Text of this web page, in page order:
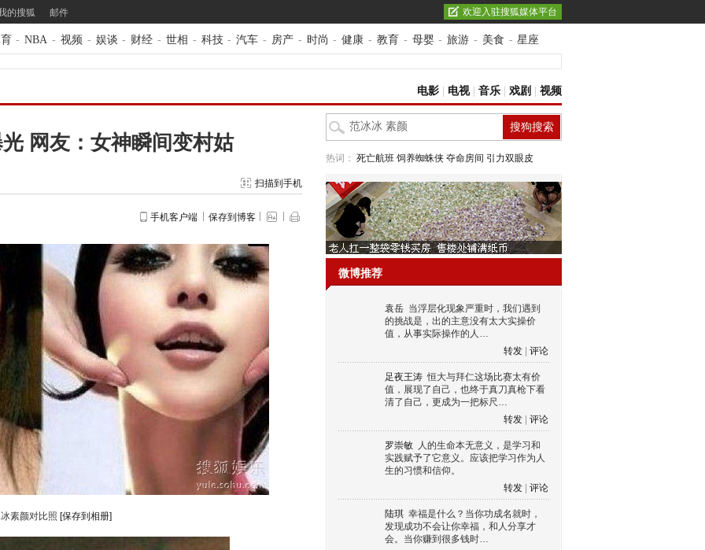
的搜狐 邮件 欢迎入驻搜狐媒体平台
- NBA - 视频 - 娱谈 - 财经 - 世相 - 科技 - 汽车 - 房产 - 时尚 - 健康 - 教育 - 母婴 - 旅游 - 美食 - 星座
电影 电视| 音乐 戏剧 视频
网友：女神瞬间变村姑
扫描到手机
手机客户端 保存到博客
素颜对比照 [保存到相册]
热词： 死亡航班 饲养蜘蛛侠 夺命房间 引力双眼皮
微博推荐
袁岳 当浮层化现象严重时，我们遇到
的挑战是，出的主意没有太大实操价
值，从事实际操作的人…
转发
评论
足夜王涛 恒大与拜仁这场比赛太有价
值，展现了自己，也终于真刀真枪下看
清了自己，更成为一把标尺…
转发
评论
罗崇敏 人的生命本无意义，是学习和
实践赋予了它意义。应该把学习作为人
生的习惯和信仰。
转发
评论
陆琪 幸福是什么？当你功成名就时，
发现成功不会让你幸福，和人分享才
会。当你赚到很多钱时…